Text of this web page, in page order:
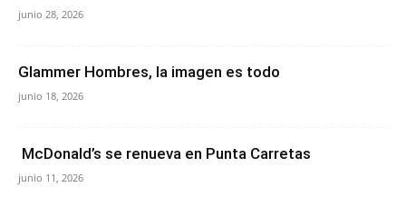
junio 28, 2026
Glammer Hombres, la imagen es todo
junio 18, 2026
McDonald’s se renueva en Punta Carretas
junio 11, 2026